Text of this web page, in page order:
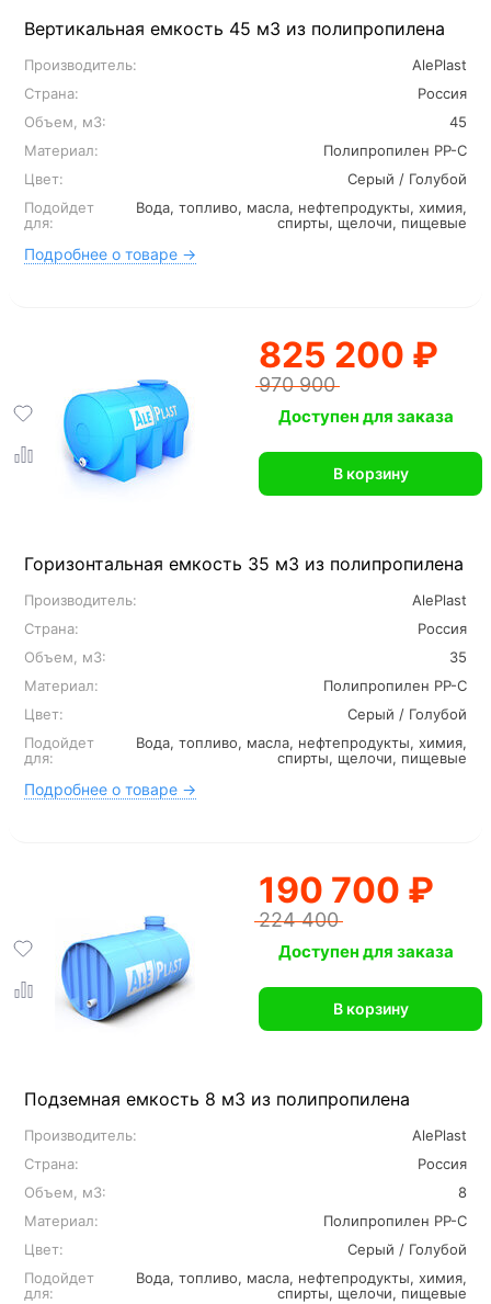
Вертикальная емкость 45 м3 из полипропилена
Производитель:
AlePlast
Страна:
Россия
Объем, м3:
45
Материал:
Полипропилен PP-C
Цвет:
Серый / Голубой
Подойдет
для:
Вода, топливо, масла, нефтепродукты, химия,
спирты, щелочи, пищевые
Подробнее о товаре →
Горизонтальная емкость 35 м3 из полипропилена
Производитель:
AlePlast
Страна:
Россия
Объем, м3:
35
Материал:
Полипропилен PP-C
Цвет:
Серый / Голубой
Подойдет
для:
Вода, топливо, масла, нефтепродукты, химия,
спирты, щелочи, пищевые
Подробнее о товаре →
825 200 ₽
970 900
Доступен для заказа
В корзину
Подземная емкость 8 м3 из полипропилена
Производитель:
AlePlast
Страна:
Россия
Объем, м3:
8
Материал:
Полипропилен PP-C
Цвет:
Серый / Голубой
Подойдет
для:
Вода, топливо, масла, нефтепродукты, химия,
спирты, щелочи, пищевые
190 700 ₽
224 400
Доступен для заказа
В корзину